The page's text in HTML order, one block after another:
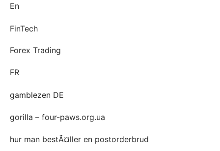
En
FinTech
Forex Trading
FR
gamblezen DE
gorilla – four-paws.org.ua
hur man bestÃ¤ller en postorderbrud